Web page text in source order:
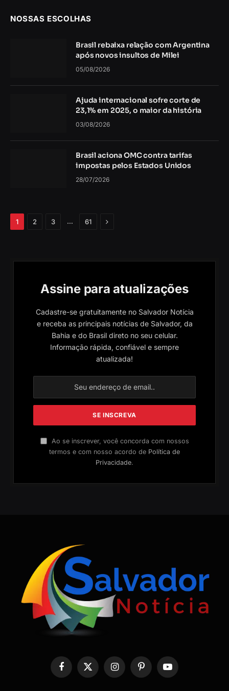
NOSSAS ESCOLHAS
Brasil rebaixa relação com Argentina
após novos insultos de Milei
05/08/2026
Ajuda internacional sofre corte de
23,1% em 2025, o maior da história
03/08/2026
Brasil aciona OMC contra tarifas
impostas pelos Estados Unidos
28/07/2026
1 2 3 … 61 Próximo
Assine para atualizações
Cadastre-se gratuitamente no Salvador Notícia
e receba as principais notícias de Salvador, da
Bahia e do Brasil direto no seu celular.
Informação rápida, confiável e sempre
atualizada!
Ao se inscrever, você concorda com nossos
termos e com nosso acordo de Política de
Privacidade.
Facebook
X
InstagramPinterestYouTube